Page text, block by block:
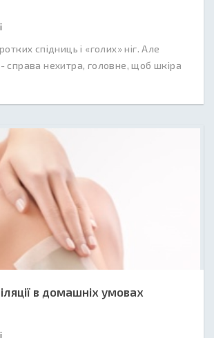
спідниць і «голих» ніг. Але
справа нехитра, головне, щоб шкіра
в домашніх умовах